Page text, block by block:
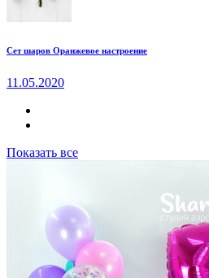
Сет шаров Оранжевое настроение
11.05.2020
Показать все